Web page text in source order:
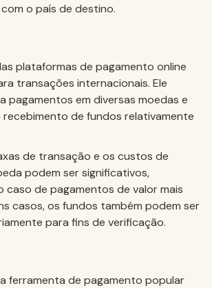
o país de destino.
plataformas de pagamento online
transações internacionais. Ele
pagamentos em diversas moedas e
de fundos relativamente
de transação e os custos de
podem ser significativos,
caso de pagamentos de valor mais
casos, os fundos também podem ser
para fins de verificação.
ferramenta de pagamento popular